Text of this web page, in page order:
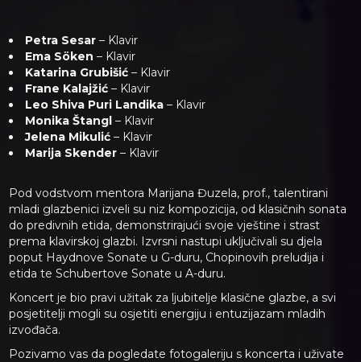
Petra Sesar – Klavir
Ema Söken – Klavir
Katarina Grubišić – Klavir
Frane Kalajžić – Klavir
Leo Shiva Puri Landika – Klavir
Monika Štangl – Klavir
Jelena Mikulić – Klavir
Marija Skender – Klavir
Pod vodstvom mentora Marijana Đuzela, prof., talentirani
mladi glazbenici izveli su niz kompozicija, od klasičnih sonata
do predivnih etida, demonstrirajući svoje vještine i strast
prema klavirskoj glazbi. Izvrsni nastupi uključivali su djela
poput Haydnove Sonate u G-duru, Chopinovih preludija i
etida te Schubertove Sonate u A-duru.
Koncert je bio pravi užitak za ljubitelje klasične glazbe, a svi
posjetitelji mogli su osjetiti energiju i entuzijazam mladih
izvođača.
Pozivamo vas da pogledate fotogaleriju s koncerta i uživate